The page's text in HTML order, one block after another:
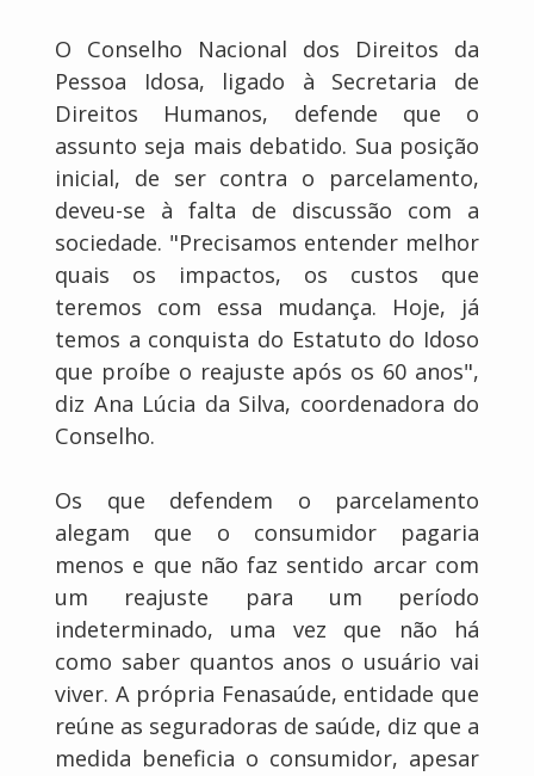
O Conselho Nacional dos Direitos da
Pessoa Idosa, ligado à Secretaria de
Direitos Humanos, defende que o
assunto seja mais debatido. Sua posição
inicial, de ser contra o parcelamento,
deveu-se à falta de discussão com a
sociedade. "Precisamos entender melhor
quais os impactos, os custos que
teremos com essa mudança. Hoje, já
temos a conquista do Estatuto do Idoso
que proíbe o reajuste após os 60 anos",
diz Ana Lúcia da Silva, coordenadora do
Conselho.
Os que defendem o parcelamento
alegam que o consumidor pagaria
menos e que não faz sentido arcar com
um reajuste para um período
indeterminado, uma vez que não há
como saber quantos anos o usuário vai
viver. A própria Fenasaúde, entidade que
reúne as seguradoras de saúde, diz que a
medida beneficia o consumidor, apesar